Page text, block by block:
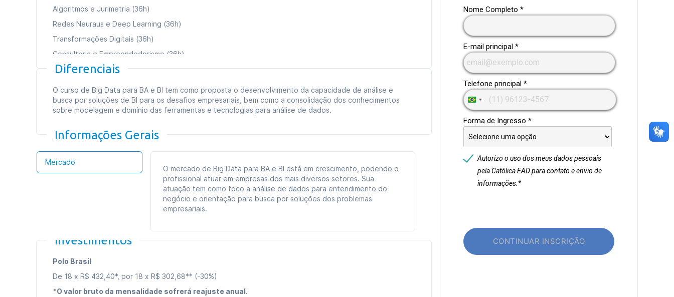
Algoritmos e Jurimetria (36h)
Redes Neuraus e Deep Learning (36h)
Transformações Digitais (36h)
Consultoria e Empreendedorismo (36h)
Data Mining (Mineração De Dados (36h)
Carga horária total:360h
Tipo de curso:Especialização
Duração:
09 meses
Formato das aulas:
Diferenciais
O curso de Big Data para BA e BI tem como proposta o desenvolvimento da capacidade de análise e
busca por soluções de BI para os desafios empresariais, bem como a consolidação dos conhecimentos
sobre modelagem e domínio das ferramentas e tecnologias para análise de dados.
Informações Gerais
Mercado
O mercado de Big Data para BA e BI está em crescimento, podendo o
profissional atuar em empresas dos mais diversos setores. Sua
atuação tem como foco a análise de dados para entendimento do
negócio e orientação para busca por soluções dos problemas
empresariais.
Investimentos
Polo Brasil
De 18 x R$ 432,40*, por 18 x R$ 302,68** (-30%)
*O valor bruto da mensalidade sofrerá reajuste anual.